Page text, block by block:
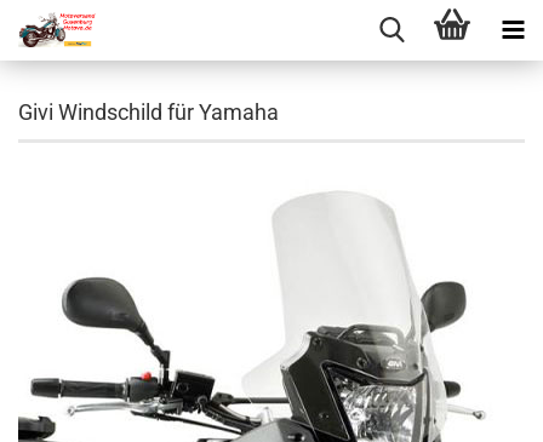
Givi Windschild für Yamaha